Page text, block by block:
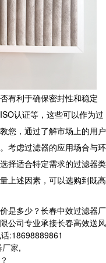
有利于确保密封性和稳定
认证等，这些可以作为过
您，通过了解市场上的用户
考虑过滤器的应用场合与环
择适合特定需求的过滤器类
上述因素，可以选购到既高
是多少？长春中效过滤器厂
公司专业承接长春高效送风
:18698889861
家,